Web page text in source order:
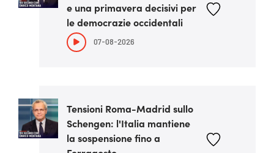
e una primavera decisivi per
le democrazie occidentali
07-08-2026
Tensioni Roma-Madrid sullo
Schengen: l'Italia mantiene
la sospensione fino a